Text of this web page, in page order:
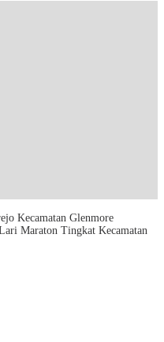
Kecamatan Glenmore
Maraton Tingkat Kecamatan